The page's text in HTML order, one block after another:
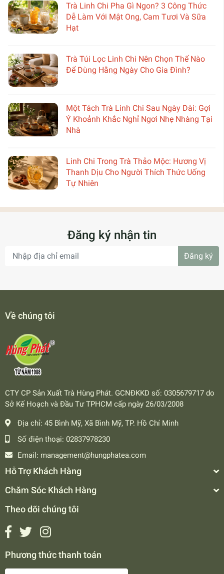
Trà Linh Chi Pha Gì Ngon? 3 Công Thức
Dễ Làm Với Mật Ong, Cam Tươi Và Sữa
Hạt
Trà Túi Lọc Linh Chi Nên Chọn Thế Nào
Để Dùng Hằng Ngày Cho Gia Đình?
Một Tách Trà Linh Chi Sau Ngày Dài: Gợi
Ý Khoảnh Khắc Nghỉ Ngơi Nhẹ Nhàng Tại
Nhà
Linh Chi Trong Trà Thảo Mộc: Hương Vị
Thanh Dịu Cho Người Thích Thức Uống
Tự Nhiên
Đăng ký nhận tin
Đăng ký
Về chúng tôi
CTY CP Sản Xuất Trà Hùng Phát. GCNĐKKD số: 0305679717 do
Sở Kế Hoạch và Đầu Tư TPHCM cấp ngày 26/03/2008
Địa chỉ: 45 Bình Mỹ, Xã Bình Mỹ, TP. Hồ Chí Minh
Số điện thoại: 02837978230
Email: management@hungphatea.com
Hỗ Trợ Khách Hàng
Chăm Sóc Khách Hàng
Theo dõi chúng tôi
Phương thức thanh toán